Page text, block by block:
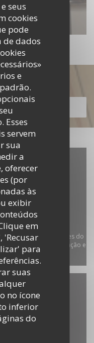
seus
cookies
pode
de dados
e
Esses
servem
sua
a
oferecer
(por
às
exibir
em
'Recusar
para
suas
no ícone
inferior
do
menu
deve aceitar os cookies do
dados de navegação e